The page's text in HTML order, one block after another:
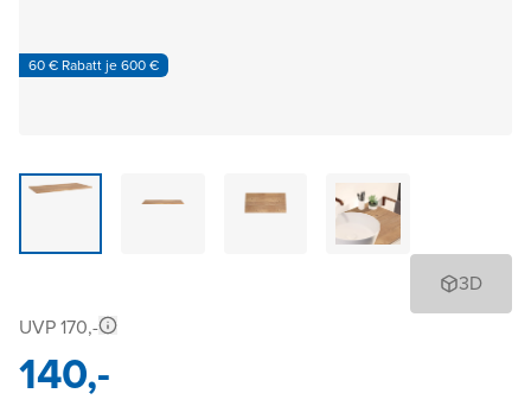
60 € Rabatt je 600 €
3D
UVP 170,-
140,-